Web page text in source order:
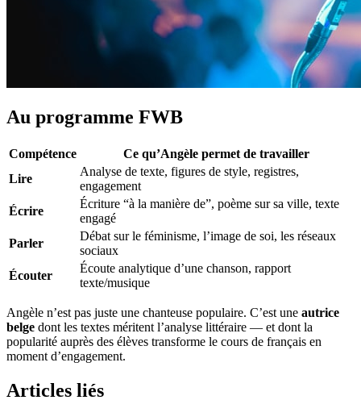
Au programme FWB
Compétence
Ce qu’Angèle permet de travailler
Lire
Analyse de texte, figures de style, registres,
engagement
Écrire
Écriture “à la manière de”, poème sur sa ville, texte
engagé
Parler
Débat sur le féminisme, l’image de soi, les réseaux
sociaux
Écouter
Écoute analytique d’une chanson, rapport
texte/musique
Angèle n’est pas juste une chanteuse populaire. C’est une autrice
belge dont les textes méritent l’analyse littéraire — et dont la
popularité auprès des élèves transforme le cours de français en
moment d’engagement.
Articles liés